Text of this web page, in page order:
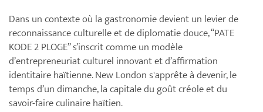
Dans un contexte où la gastronomie devient un levier de
reconnaissance culturelle et de diplomatie douce, “PATE
KODE 2 PLOGE” s’inscrit comme un modèle
d’entrepreneuriat culturel innovant et d’affirmation
identitaire haïtienne. New London s'apprête à devenir, le
temps d’un dimanche, la capitale du goût créole et du
savoir-faire culinaire haïtien.